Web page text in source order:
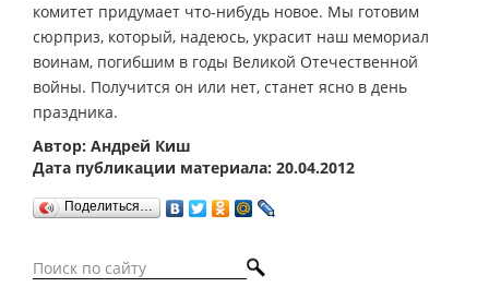
комитет придумает что-нибудь новое. Мы готовим
сюрприз, который, надеюсь, украсит наш мемориал
воинам, погибшим в годы Великой Отечественной
войны. Получится он или нет, станет ясно в день
праздника.
Автор: Андрей Киш
Дата публикации материала: 20.04.2012
Поделиться…